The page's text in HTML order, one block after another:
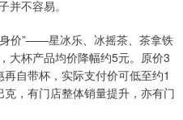
并不容易。
价”——星冰乐、冰摇茶、茶拿铁
大杯产品均价降幅约5元。原价3
自带杯，实际支付价可低至约1
，有门店整体销量提升，亦有门